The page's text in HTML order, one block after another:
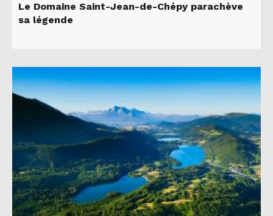
Le Domaine Saint-Jean-de-Chépy parachève
sa légende